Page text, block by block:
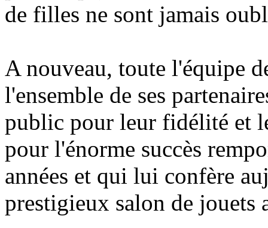
de filles ne sont jamais
A nouveau, toute l'équipe
l'ensemble de ses
public pour leur fidélité et
pour l'énorme succès
années et qui lui confère
prestigieux salon de jouets